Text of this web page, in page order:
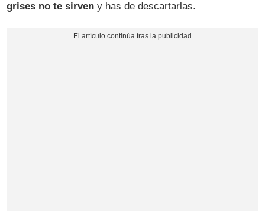
grises no te sirven y has de descartarlas.